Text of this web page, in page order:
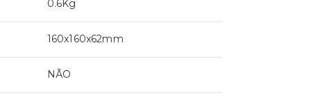
0.6Kg
160x160x62mm
NÃO